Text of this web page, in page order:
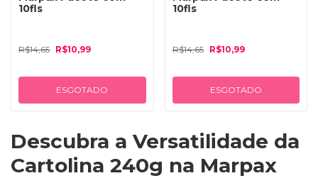
10fls
R$14,65 R$10,99
ESGOTADO
10fls
R$14,65 R$10,99
ESGOTADO
Descubra a Versatilidade da
Cartolina 240g na Marpax